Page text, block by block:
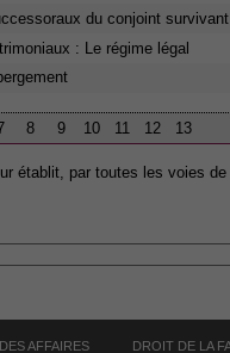
du conjoint survivant
: Le régime légal
8 9 10 11 12 13
établit, par toutes les voies
AFFAIRES DROIT DE LA